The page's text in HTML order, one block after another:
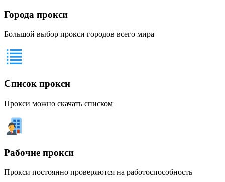
Города прокси
Большой выбор прокси городов всего мира
Список прокси
Прокси можно скачать списком
Рабочие прокси
Прокси постоянно проверяются на работоспособность